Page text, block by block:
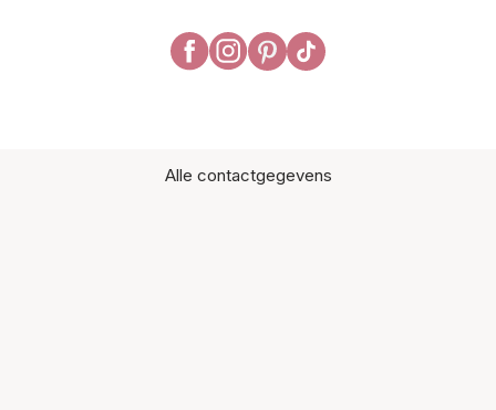
Alle contactgegevens